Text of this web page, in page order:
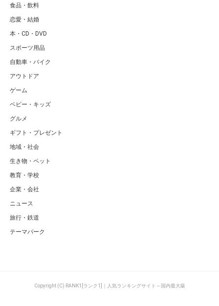
食品・飲料
恋愛・結婚
本・CD・DVD
スポーツ用品
自動車・バイク
アウトドア
ゲーム
ベビー・キッズ
グルメ
ギフト・プレゼント
地域・社会
生き物・ペット
教育・学校
企業・会社
ニュース
旅行・鉄道
テーマパーク
Copyright (C) RANK1[ランク1]｜人気ランキングサイト～国内最大級